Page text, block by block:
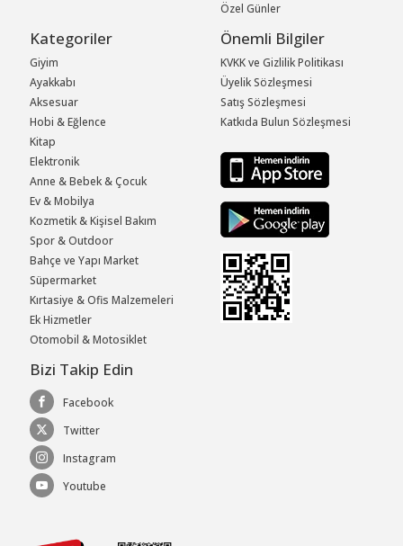
Özel Günler
Kategoriler
Giyim
Ayakkabı
Aksesuar
Hobi & Eğlence
Kitap
Elektronik
Anne & Bebek & Çocuk
Ev & Mobilya
Kozmetik & Kişisel Bakım
Spor & Outdoor
Bahçe ve Yapı Market
Süpermarket
Kırtasiye & Ofis Malzemeleri
Ek Hizmetler
Otomobil & Motosiklet
Önemli Bilgiler
KVKK ve Gizlilik Politikası
Üyelik Sözleşmesi
Satış Sözleşmesi
Katkıda Bulun Sözleşmesi
Bizi Takip Edin
Facebook
Twitter
Instagram
Youtube